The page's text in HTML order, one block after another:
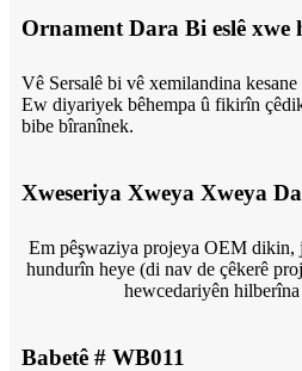
Ornament Dara Bi eslê xwe
Vê Sersalê bi vê xemilandina
Ew diyariyek bêhempa û fikirîn
bibe bîranînek.
Xweseriya Xweya Xweya
Em pêşwaziya projeya OEM dikin,
hundurîn heye (di nav de çêkerê
hewcedariyên
Babetê # WB011